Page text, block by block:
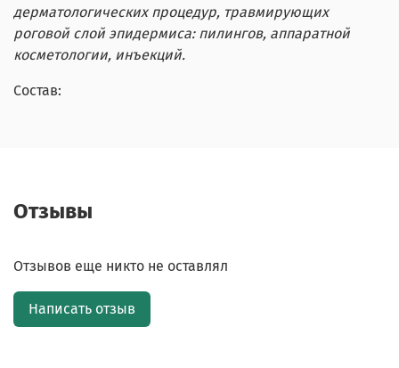
дерматологических процедур, травмирующих
роговой слой эпидермиса: пилингов, аппаратной
косметологии, инъекций.
Состав:
Отзывы
Отзывов еще никто не оставлял
Написать отзыв